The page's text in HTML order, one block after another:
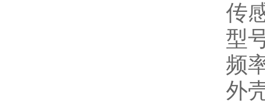
传
型
频
外